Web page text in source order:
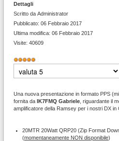
Dettagli
Scritto da Administrator
Pubblicato: 06 Febbraio 2017
Ultima modifica: 06 Febbraio 2017
Visite: 40609
Valutazione
Valuta
Una nuova presentazione in formato PPS
fornita da IK7FMQ Gabriele , riguardante il
amplificatore della Ramsey per i nostri DX in
20MTR 20Watt QRP20 (Zip Format
(momentaneamente NON disponibile)